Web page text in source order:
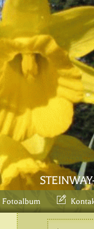
Fotoalbum